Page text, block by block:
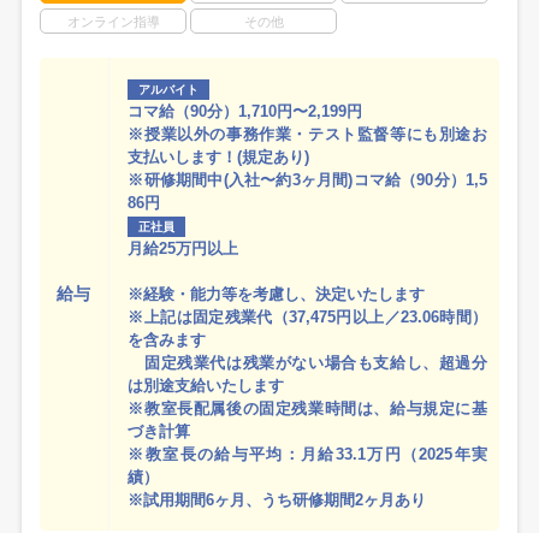
オンライン指導 その他
給与
アルバイト
コマ給（90分）1,710円〜2,199円
※授業以外の事務作業・テスト監督等にも別途お
支払いします！(規定あり)
※研修期間中(入社〜約3ヶ月間)コマ給（90分）1,5
86円
正社員
月給25万円以上
※経験・能力等を考慮し、決定いたします
※上記は固定残業代（37,475円以上／23.06時間）
を含みます
固定残業代は残業がない場合も支給し、超過分
は別途支給いたします
※教室長配属後の固定残業時間は、給与規定に基
づき計算
※教室長の給与平均：月給33.1万円（2025年実
績）
※試用期間6ヶ月、うち研修期間2ヶ月あり